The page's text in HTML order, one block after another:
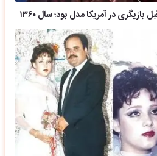
در آمریکا مدل بود؛ سال ۱۳۶۰